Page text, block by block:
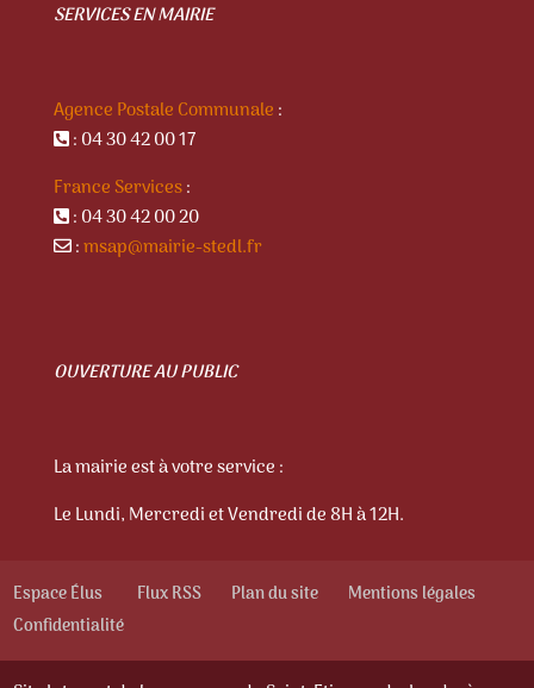
SERVICES EN MAIRIE
Agence Postale Communale :
: 04 30 42 00 17
France Services:
: 04 30 42 00 20
:msap@mairie-stedl.fr
OUVERTURE AU PUBLIC
La mairie est à votre service :
Le Lundi, Mercredi et Vendredi de 8H à 12H.
Espace Élus Flux RSS Plan du site
Mentions légales
Confidentialité